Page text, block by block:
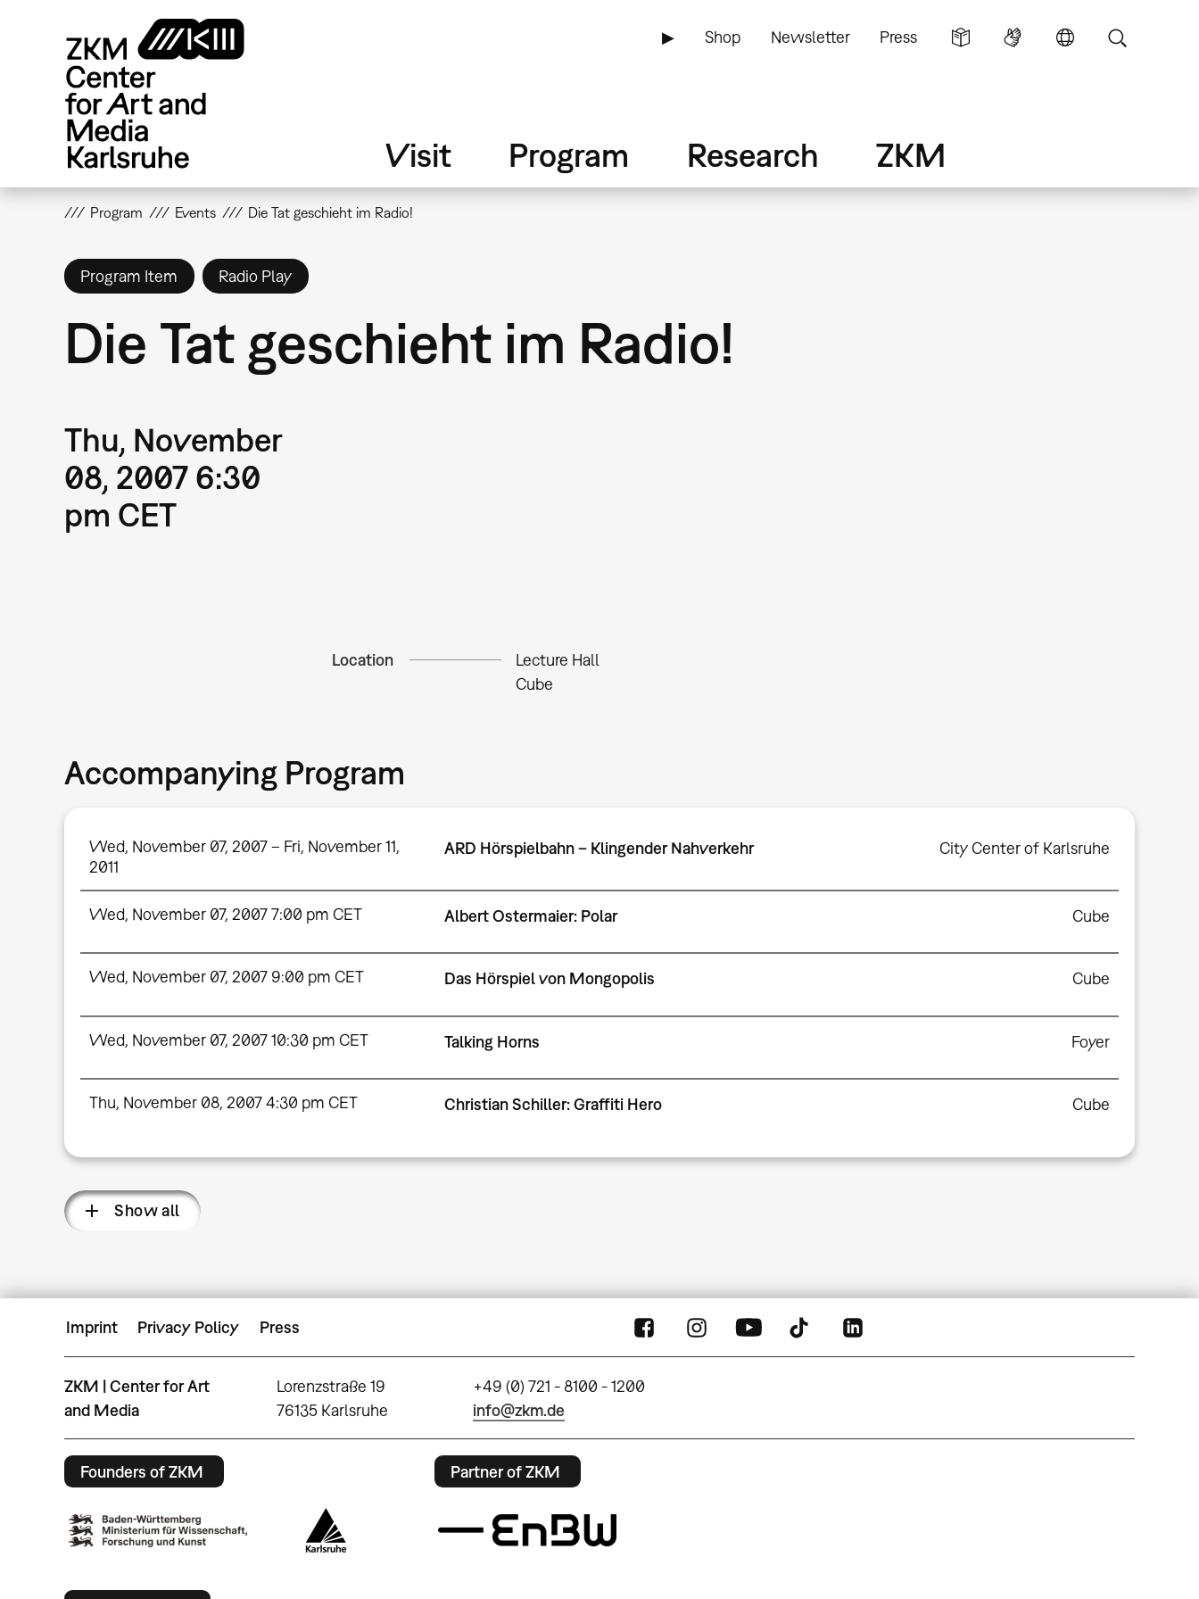
▶ Shop Newsletter Press
Visit Program Research ZKM
Program Events Die Tat geschieht im Radio!
Program Item Radio Play
Die Tat geschieht im Radio!
Thu, November
08, 2007 6:30
pm CET
Location
Lecture Hall
Cube
Accompanying Program
Wed, November 07, 2007 – Fri, November 11,
2011
ARD Hörspielbahn – Klingender Nahverkehr City Center of Karlsruhe
Wed, November 07, 2007 7:00 pm CET Albert Ostermaier: Polar Cube
Wed, November 07, 2007 9:00 pm CET Das Hörspiel von Mongopolis Cube
Wed, November 07, 2007 10:30 pm CET Talking Horns Foyer
Thu, November 08, 2007 4:30 pm CET Christian Schiller: Graffiti Hero Cube
Show all
Imprint Privacy Policy Press
ZKM | Center for Art
and Media
Lorenzstraße 19
76135 Karlsruhe
+49 (0) 721 - 8100 - 1200
info@zkm.de
Founders of ZKM Partner of ZKM